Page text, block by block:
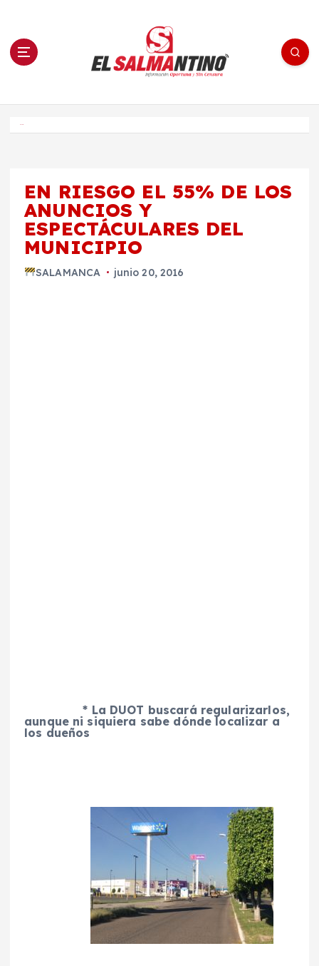
n El Salmantino - medios/noticias/editorial
EN RIESGO EL 55% DE LOS
ANUNCIOS Y
ESPECTÁCULARES DEL
MUNICIPIO
SALAMANCA junio 20, 2016
* La DUOT buscará regularizarlos,
aunque ni siquiera sabe dónde localizar a
los dueños